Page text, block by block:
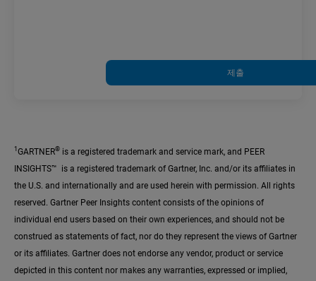
제출
1 GARTNER® is a registered trademark and service mark, and PEER
INSIGHTS™ is a registered trademark of Gartner, Inc. and/or its affiliates in
the U.S. and internationally and are used herein with permission. All rights
reserved. Gartner Peer Insights content consists of the opinions of
individual end users based on their own experiences, and should not be
construed as statements of fact, nor do they represent the views of Gartner
or its affiliates. Gartner does not endorse any vendor, product or service
depicted in this content nor makes any warranties, expressed or implied,